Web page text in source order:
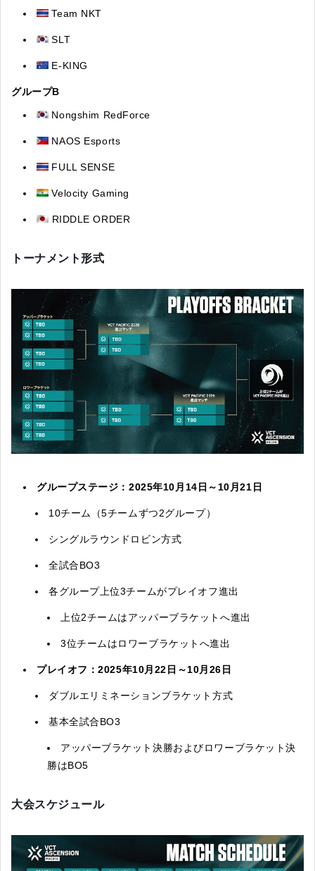
Team NKT
SLT
E-KING
グループB
Nongshim RedForce
NAOS Esports
FULL SENSE
Velocity Gaming
RIDDLE ORDER
トーナメント形式
グループステージ：2025年10月14日～10月21日
10チーム（5チームずつ2グループ）
シングルラウンドロビン方式
全試合BO3
各グループ上位3チームがプレイオフ進出
上位2チームはアッパーブラケットへ進出
3位チームはロワーブラケットへ進出
プレイオフ：2025年10月22日～10月26日
ダブルエリミネーションブラケット方式
基本全試合BO3
アッパーブラケット決勝およびロワーブラケット決
勝はBO5
大会スケジュール